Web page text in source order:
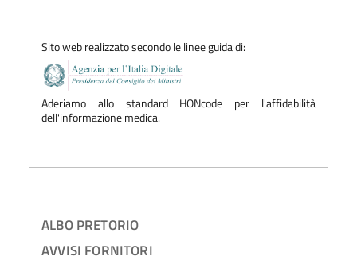
Sito web realizzato secondo le linee guida di:
Aderiamo allo standard HONcode per l'affidabilità
dell'informazione medica.
ALBO PRETORIO
AVVISI FORNITORI